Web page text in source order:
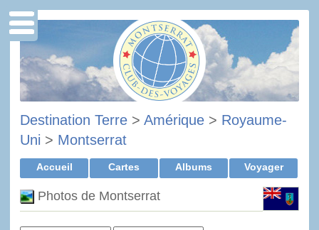
Destination Terre > Amérique > Royaume-
Uni > Montserrat
Accueil Cartes Albums Voyager
Photos de Montserrat